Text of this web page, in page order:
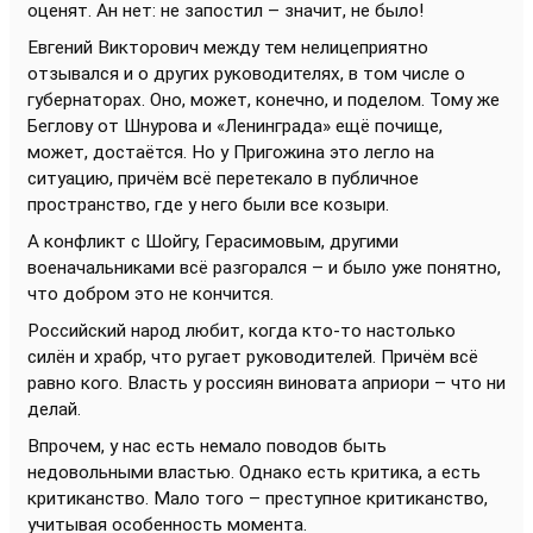
оценят. Ан нет: не запостил – значит, не было!
Евгений Викторович между тем нелицеприятно
отзывался и о других руководителях, в том числе о
губернаторах. Оно, может, конечно, и поделом. Тому же
Беглову от Шнурова и «Ленинграда» ещё почище,
может, достаётся. Но у Пригожина это легло на
ситуацию, причём всё перетекало в публичное
пространство, где у него были все козыри.
А конфликт с Шойгу, Герасимовым, другими
военачальниками всё разгорался – и было уже понятно,
что добром это не кончится.
Российский народ любит, когда кто-то настолько
силён и храбр, что ругает руководителей. Причём всё
равно кого. Власть у россиян виновата априори – что ни
делай.
Впрочем, у нас есть немало поводов быть
недовольными властью. Однако есть критика, а есть
критиканство. Мало того – преступное критиканство,
учитывая особенность момента.